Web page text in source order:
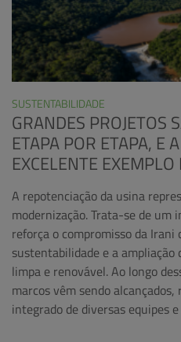
SUSTENTABILIDADE
GRANDES PROJETOS
ETAPA POR ETAPA, E
EXCELENTE
A repotenciação da usina
modernização. Trata-se de
reforça o compromisso da Irani
sustentabilidade e a ampliação
limpa e renovável. Ao longo
marcos vêm sendo
integrado de diversas equipes